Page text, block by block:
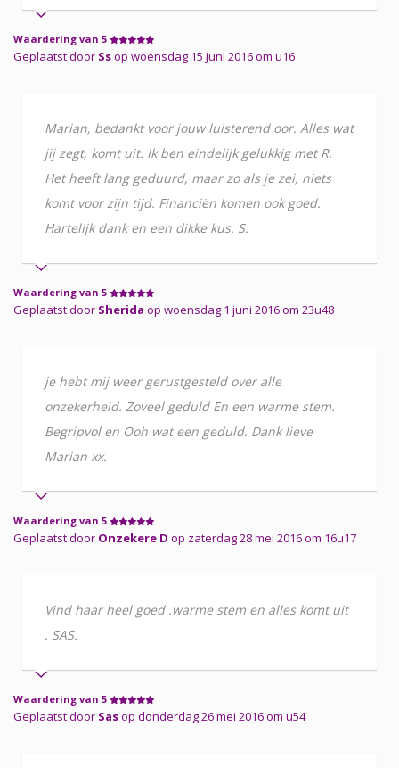
Waardering van 5
Geplaatst door Ssop woensdag 15 juni 2016 om u16
Marian, bedankt voor jouw luisterend oor. Alles wat
jij zegt, komt uit. Ik ben eindelijk gelukkig met R.
Het heeft lang geduurd, maar zo als je zei, niets
komt voor zijn tijd. Financiën komen ook goed.
Hartelijk dank en een dikke kus. S.
Waardering van 5
Geplaatst door Sherida op woensdag 1 juni 2016 om 23u48
je hebt mij weer gerustgesteld over alle
onzekerheid. Zoveel geduld En een warme stem.
Begripvol en Ooh wat een geduld. Dank lieve
Marian xx.
Waardering van 5
Geplaatst door Onzekere D op zaterdag 28 mei 2016 om 16u17
Vind haar heel goed .warme stem en alles komt uit
. SAS.
Waardering van 5
Geplaatst door Sasop donderdag 26 mei 2016 om u54